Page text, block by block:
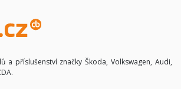
a příslušenství značky Škoda, Volkswagen, Audi,